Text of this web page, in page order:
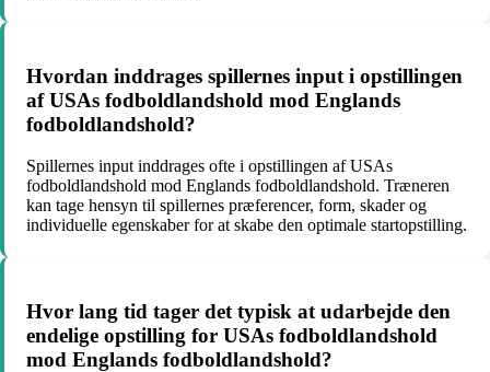
Hvordan inddrages spillernes input i opstillingen
af USAs fodboldlandshold mod Englands
fodboldlandshold?
Spillernes input inddrages ofte i opstillingen af USAs
fodboldlandshold mod Englands fodboldlandshold. Træneren
kan tage hensyn til spillernes præferencer, form, skader og
individuelle egenskaber for at skabe den optimale startopstilling.
Hvor lang tid tager det typisk at udarbejde den
endelige opstilling for USAs fodboldlandshold
mod Englands fodboldlandshold?